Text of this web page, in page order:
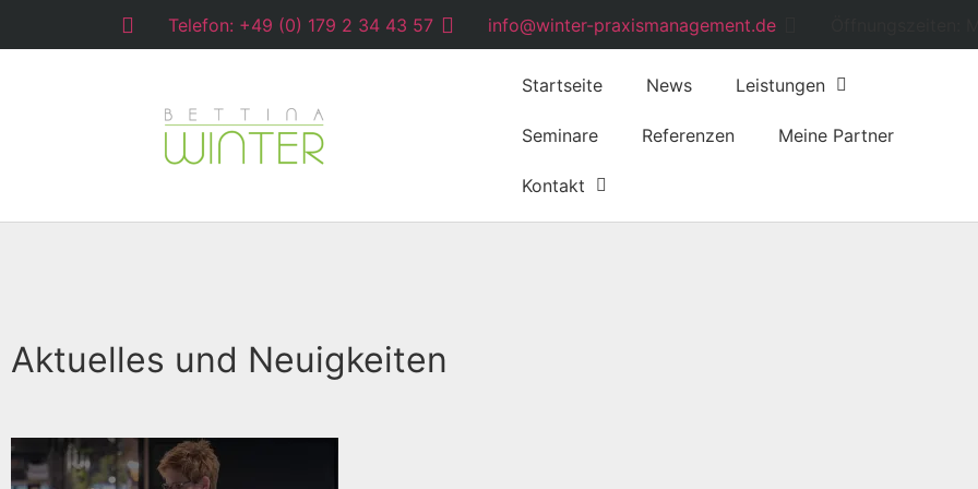
Telefon: +49 (0) 179 2 34 43 57 info@winter-praxismanagement.de
Startseite News Leistungen
Seminare Referenzen Meine Partner
Kontakt
Aktuelles und Neuigkeiten